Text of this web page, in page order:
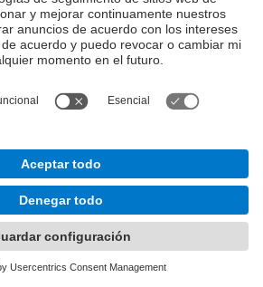
0.3 y 0.499
0.5 y 0.699
más.
massive datasets- Leskovec,
A; Ullman, J.D., Cambridge